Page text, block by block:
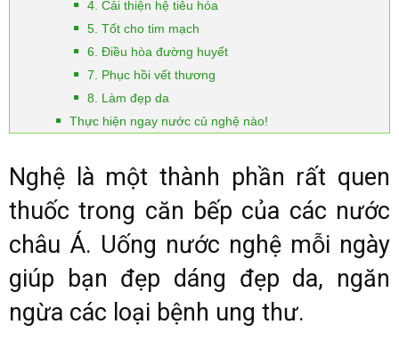
4. Cải thiện hệ tiêu hóa
5. Tốt cho tim mạch
6. Điều hòa đường huyết
7. Phục hồi vết thương
8. Làm đẹp da
Thực hiện ngay nước củ nghệ nào!
Nghệ là một thành phần rất quen
thuốc trong căn bếp của các nước
châu Á. Uống nước nghệ mỗi ngày
giúp bạn đẹp dáng đẹp da, ngăn
ngừa các loại bệnh ung thư.